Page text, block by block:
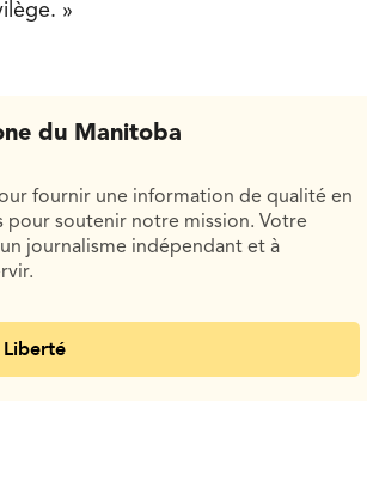
»
du Manitoba
fournir une information de qualité en
pour soutenir notre mission. Votre
journalisme indépendant et à